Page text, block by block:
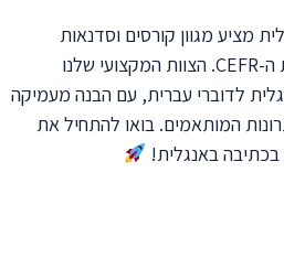
מציע מגוון קורסים וסדנאות
כתיבה המותאמים לכל רמות ה-CEFR. הצוות המקצועי שלנו
לדוברי עברית, עם הבנה מעמיקה
המותאמים. בואו להתחיל את
באנגלית!